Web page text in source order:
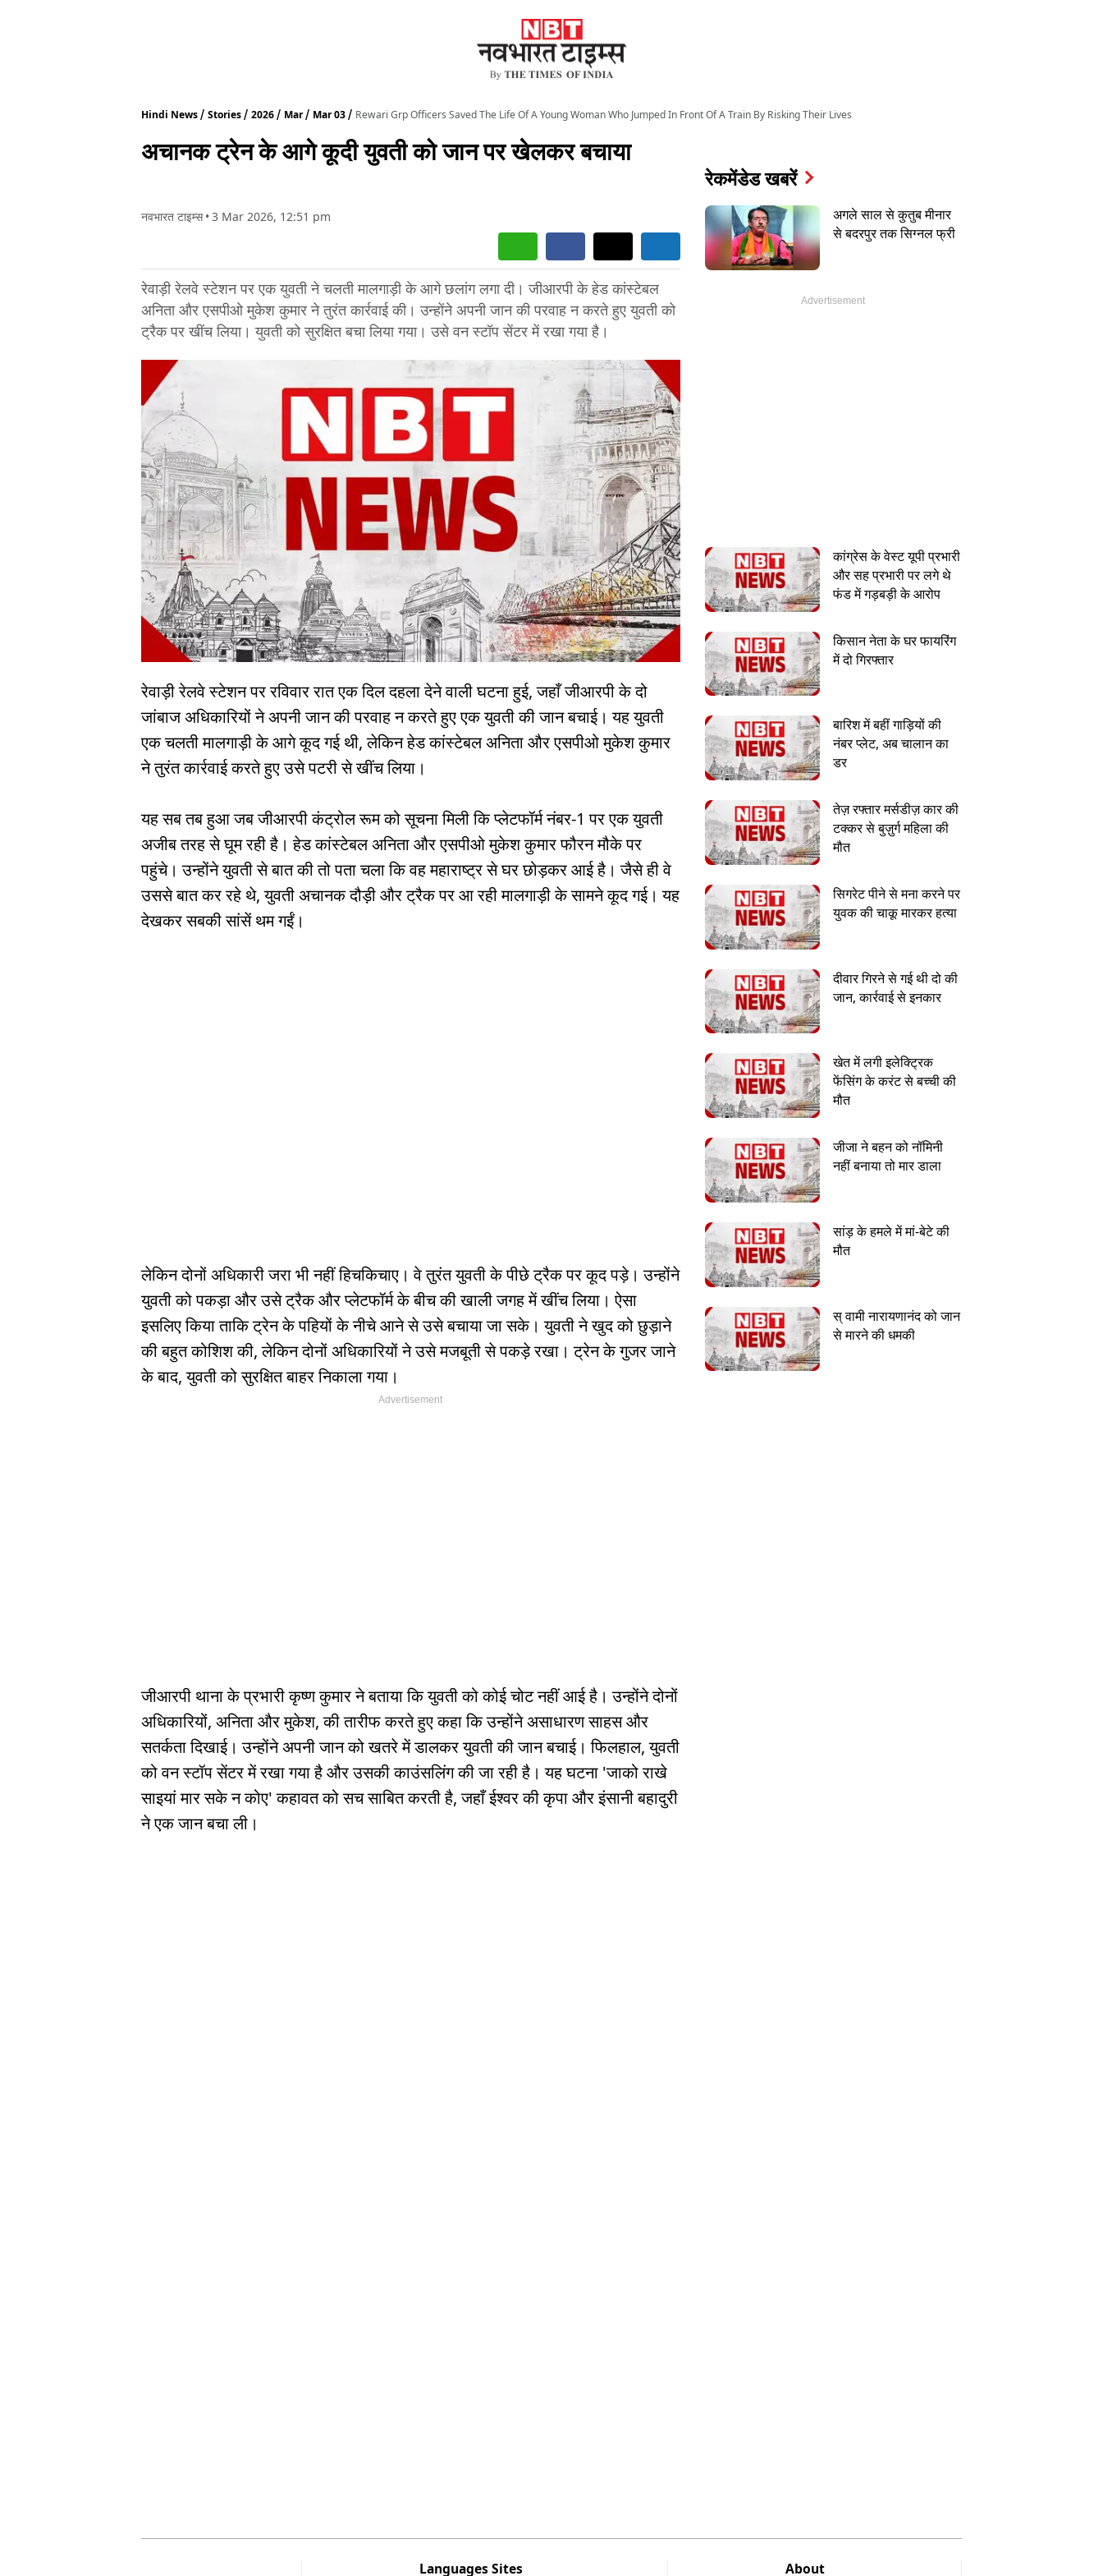
Hindi News Stories 2026 Mar Mar 03 Rewari Grp Officers Saved The Life Of A Young Woman Who Jumped In Front Of A Train By Risking Their Lives
अचानक ट्रेन के आगे कूदी युवती को जान पर खेलकर बचाया
नवभारत टाइम्स •3 Mar 2026, 12:51 pm
रेवाड़ी रेलवे स्टेशन पर एक युवती ने चलती मालगाड़ी के आगे छलांग लगा दी। जीआरपी के हेड कांस्टेबल
अनिता और एसपीओ मुकेश कुमार ने तुरंत कार्रवाई की। उन्होंने अपनी जान की परवाह न करते हुए युवती को
ट्रैक पर खींच लिया। युवती को सुरक्षित बचा लिया गया। उसे वन स्टॉप सेंटर में रखा गया है।
रेवाड़ी रेलवे स्टेशन पर रविवार रात एक दिल दहला देने वाली घटना हुई, जहाँ जीआरपी के दो
जांबाज अधिकारियों ने अपनी जान की परवाह न करते हुए एक युवती की जान बचाई। यह युवती
एक चलती मालगाड़ी के आगे कूद गई थी, लेकिन हेड कांस्टेबल अनिता और एसपीओ मुकेश कुमार
ने तुरंत कार्रवाई करते हुए उसे पटरी से खींच लिया।
यह सब तब हुआ जब जीआरपी कंट्रोल रूम को सूचना मिली कि प्लेटफॉर्म नंबर-1 पर एक युवती
अजीब तरह से घूम रही है। हेड कांस्टेबल अनिता और एसपीओ मुकेश कुमार फौरन मौके पर
पहुंचे। उन्होंने युवती से बात की तो पता चला कि वह महाराष्ट्र से घर छोड़कर आई है। जैसे ही वे
उससे बात कर रहे थे, युवती अचानक दौड़ी और ट्रैक पर आ रही मालगाड़ी के सामने कूद गई। यह
देखकर सबकी सांसें थम गईं।
लेकिन दोनों अधिकारी जरा भी नहीं हिचकिचाए। वे तुरंत युवती के पीछे ट्रैक पर कूद पड़े। उन्होंने
युवती को पकड़ा और उसे ट्रैक और प्लेटफॉर्म के बीच की खाली जगह में खींच लिया। ऐसा
इसलिए किया ताकि ट्रेन के पहियों के नीचे आने से उसे बचाया जा सके। युवती ने खुद को छुड़ाने
की बहुत कोशिश की, लेकिन दोनों अधिकारियों ने उसे मजबूती से पकड़े रखा। ट्रेन के गुजर जाने
के बाद, युवती को सुरक्षित बाहर निकाला गया।
जीआरपी थाना के प्रभारी कृष्ण कुमार ने बताया कि युवती को कोई चोट नहीं आई है। उन्होंने दोनों
अधिकारियों, अनिता और मुकेश, की तारीफ करते हुए कहा कि उन्होंने असाधारण साहस और
सतर्कता दिखाई। उन्होंने अपनी जान को खतरे में डालकर युवती की जान बचाई। फिलहाल, युवती
को वन स्टॉप सेंटर में रखा गया है और उसकी काउंसलिंग की जा रही है। यह घटना 'जाको राखे
साइयां मार सके न कोए' कहावत को सच साबित करती है, जहाँ ईश्वर की कृपा और इंसानी बहादुरी
ने एक जान बचा ली।
रेकमेंडेड खबरें
अगले साल से कुतुब मीनार
से बदरपुर तक सिग्नल फ्री
कांग्रेस के वेस्ट यूपी प्रभारी
और सह प्रभारी पर लगे थे
फंड में गड़बड़ी के आरोप
किसान नेता के घर फायरिंग
में दो गिरफ्तार
बारिश में बहीं गाड़ियों की
नंबर प्लेट, अब चालान का
डर
तेज़ रफ्तार मर्सडीज़ कार की
टक्कर से बुज़ुर्ग महिला की
मौत
सिगरेट पीने से मना करने पर
युवक की चाकू मारकर हत्या
दीवार गिरने से गई थी दो की
जान, कार्रवाई से इनकार
खेत में लगी इलेक्ट्रिक
फेंसिंग के करंट से बच्ची की
मौत
जीजा ने बहन को नॉमिनी
नहीं बनाया तो मार डाला
सांड़ के हमले में मां-बेटे की
मौत
स् वामी नारायणानंद को जान
से मारने की धमकी
Languages Sites About